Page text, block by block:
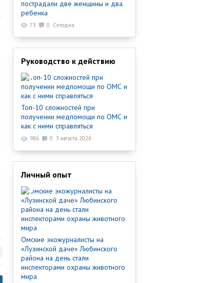
пострадали две женщины и два
ребенка
73 0 Сегодня
Руководство к действию
Топ-10 сложностей при
получении медпомощи по ОМС и
как с ними справляться
986 0 3 августа 2026
Личный опыт
Омские экожурналисты на
«Лузинской даче» Любинского
района на день стали
инспекторами охраны животного
мира